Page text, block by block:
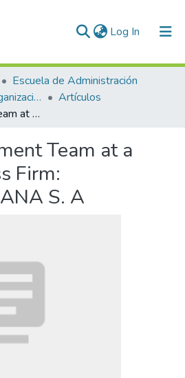
Log In (current)
Escuela de Administración
Administración y Organizaciones
Artículos
Top Management Team at a Multibusiness Firm: SURAMERICANA S. A
Team at a
Firm:
S. A